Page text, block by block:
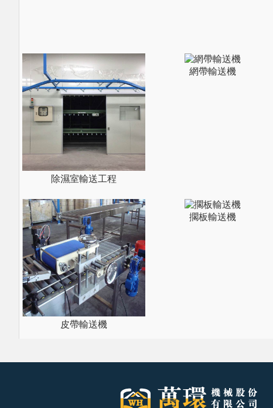
除濕室輸送工程
網帶輸送機
皮帶輸送機
擱板輸送機